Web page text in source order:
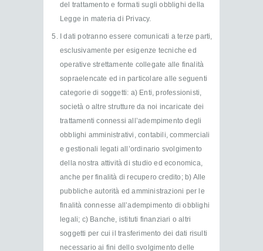
del trattamento e formati sugli obblighi della
Legge in materia di Privacy.
I dati potranno essere comunicati a terze parti,
esclusivamente per esigenze tecniche ed
operative strettamente collegate alle finalità
sopraelencate ed in particolare alle seguenti
categorie di soggetti: a) Enti, professionisti,
società o altre strutture da noi incaricate dei
trattamenti connessi all’adempimento degli
obblighi amministrativi, contabili, commerciali
e gestionali legati all’ordinario svolgimento
della nostra attività di studio ed economica,
anche per finalità di recupero credito; b) Alle
pubbliche autorità ed amministrazioni per le
finalità connesse all’adempimento di obblighi
legali; c) Banche, istituti finanziari o altri
soggetti per cui il trasferimento dei dati risulti
necessario ai fini dello svolgimento delle